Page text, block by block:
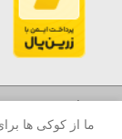
© تمامی حقوق و
ما از کوکی ها